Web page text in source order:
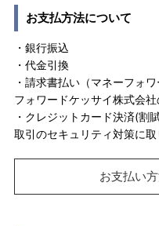
お支払方法について
・銀行振込
・代金引換
・請求書払い（マネーフォ
フォワードケッサイ株式会社
・クレジットカード決済(割
取引のセキュリティ対策に
お支払い